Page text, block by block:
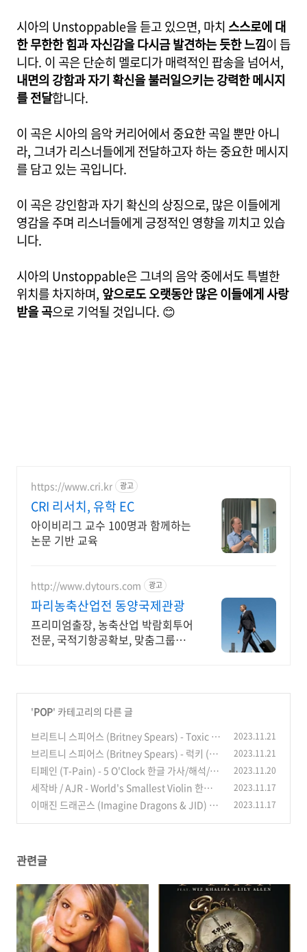
시아의 Unstoppable을 듣고 있으면, 마치 스스로에 대
한 무한한 힘과 자신감을 다시금 발견하는 듯한 느낌이 듭
니다. 이 곡은 단순히 멜로디가 매력적인 팝송을 넘어서,
내면의 강함과 자기 확신을 불러일으키는 강력한 메시지
를 전달합니다.
이 곡은 시아의 음악 커리어에서 중요한 곡일 뿐만 아니
라, 그녀가 리스너들에게 전달하고자 하는 중요한 메시지
를 담고 있는 곡입니다.
이 곡은 강인함과 자기 확신의 상징으로, 많은 이들에게
영감을 주며 리스너들에게 긍정적인 영향을 끼치고 있습
니다.
시아의 Unstoppable은 그녀의 음악 중에서도 특별한
위치를 차지하며, 앞으로도 오랫동안 많은 이들에게 사랑
받을 곡으로 기억될 것입니다. 😊
https://www.cri.kr 광고
CRI 리서치, 유학 EC
아이비리그 교수 100명과 함께하는
논문 기반 교육
http://www.dytours.com 광고
파리농축산업전 동양국제관광
프리미엄출장, 농축산업 박람회투어
전문, 국적기항공확보, 맞춤그룹투
'POP' 카테고리의 다른 글
브리트니 스피어스 (Britney Spears) - Toxic 한
글 가사/해석/뜻/곡 정보 (1)
2023.11.21
브리트니 스피어스 (Britney Spears) - 럭키 (Lu
cky) 한글 가사/해석/뜻/곡 정보 (0)
2023.11.21
티페인 (T-Pain) - 5 O'Clock 한글 가사/해석/
뜻/곡 정보
(0)
2023.11.20
세작바 / AJR - World's Smallest Violin 한글
가사/해석/뜻
(0)
2023.11.17
이매진 드래곤스 (Imagine Dragons & JID) - E
2023.11.17
관련글